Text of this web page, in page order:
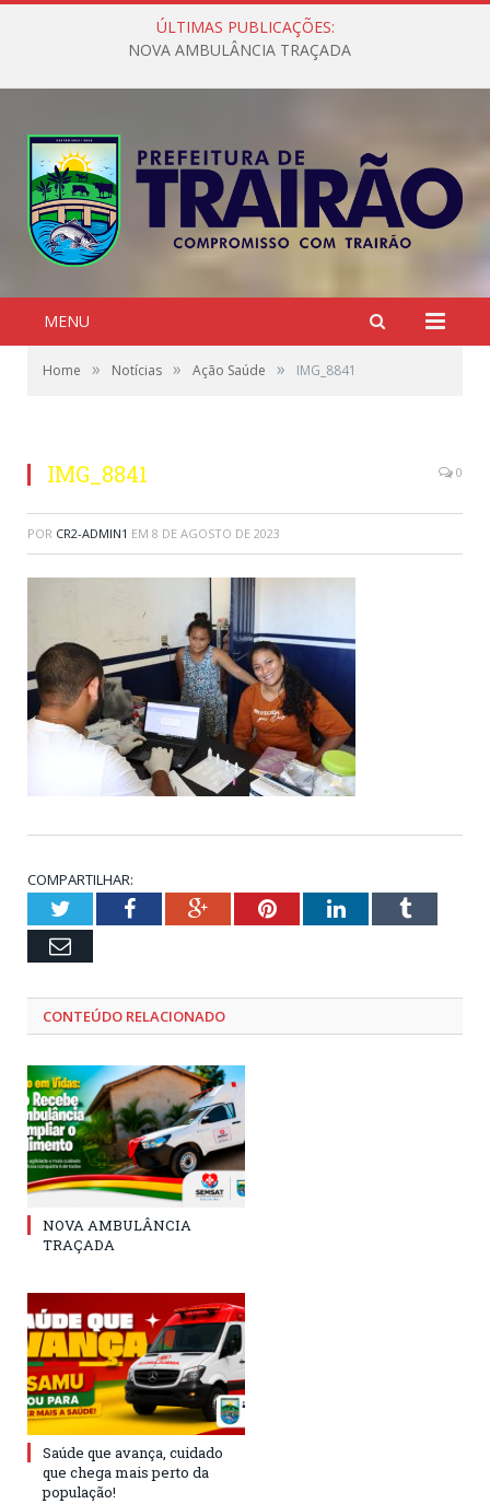
ÚLTIMAS PUBLICAÇÕES:
NOVA AMBULÂNCIA TRAÇADA
MENU
Home » Notícias » Ação Saúde » IMG_8841
IMG_8841 0
POR CR2-ADMIN1 EM 8 DE AGOSTO DE 2023
COMPARTILHAR:
TwitterFacebookGoogle+PinterestLinkedInTumblr
Email
CONTEÚDO RELACIONADO
NOVA AMBULÂNCIA
TRAÇADA
Saúde que avança, cuidado
que chega mais perto da
população!